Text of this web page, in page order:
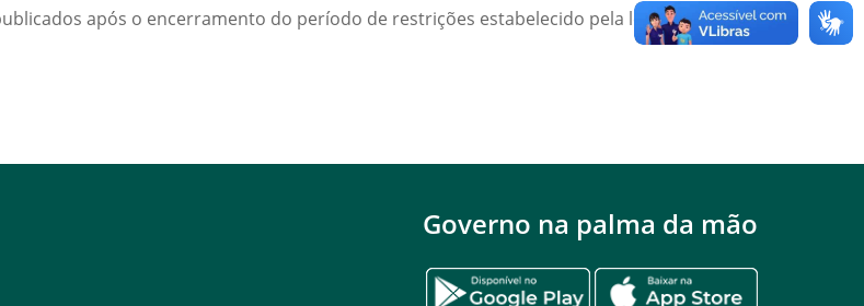
após o encerramento do período de restrições estabelecido pela legislação
Governo na palma da mão